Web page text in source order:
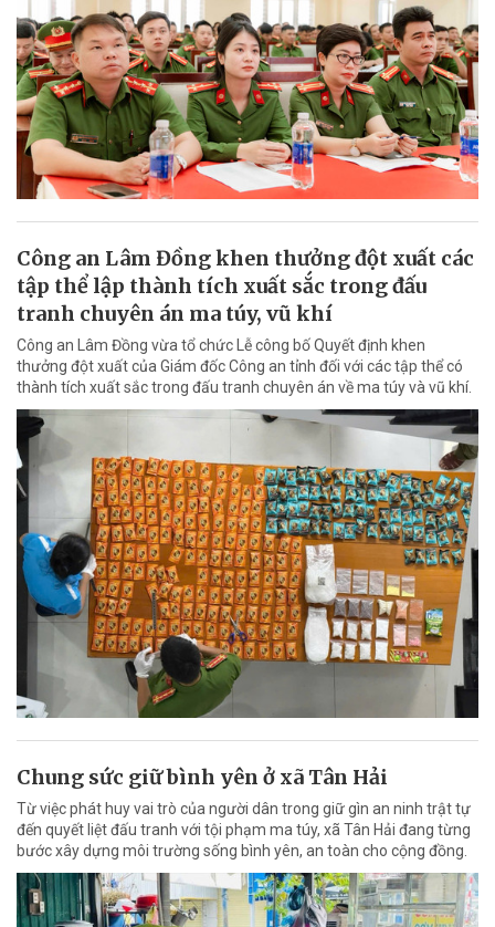
Công an Lâm Đồng khen thưởng đột xuất các
tập thể lập thành tích xuất sắc trong đấu
tranh chuyên án ma túy, vũ khí
Công an Lâm Đồng vừa tổ chức Lễ công bố Quyết định khen
thưởng đột xuất của Giám đốc Công an tỉnh đối với các tập thể có
thành tích xuất sắc trong đấu tranh chuyên án về ma túy và vũ khí.
Chung sức giữ bình yên ở xã Tân Hải
Từ việc phát huy vai trò của người dân trong giữ gìn an ninh trật tự
đến quyết liệt đấu tranh với tội phạm ma túy, xã Tân Hải đang từng
bước xây dựng môi trường sống bình yên, an toàn cho cộng đồng.